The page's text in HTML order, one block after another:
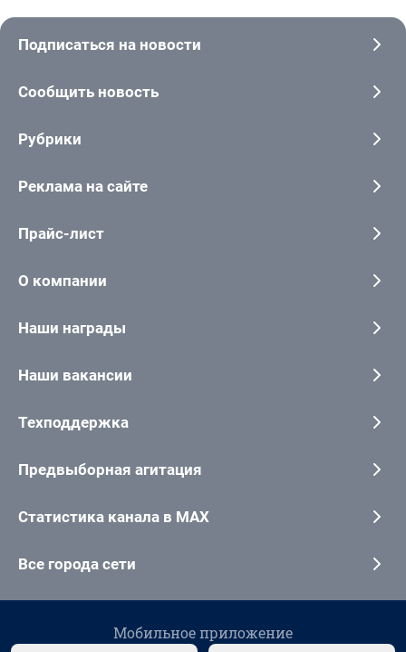
Подписаться на новости
Сообщить новость
Рубрики
Реклама на сайте
Прайс-лист
О компании
Наши награды
Наши вакансии
Техподдержка
Предвыборная агитация
Статистика канала в MAX
Все города сети
Мобильное приложение